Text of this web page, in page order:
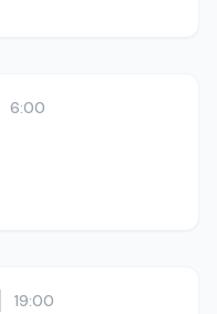
6:00
19:00